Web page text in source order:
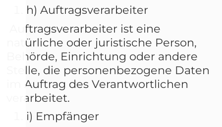
h) Auftragsverarbeiter
Auftragsverarbeiter ist eine
natürliche oder juristische Person,
Behörde, Einrichtung oder andere
Stelle, die personenbezogene Daten
im Auftrag des Verantwortlichen
verarbeitet.
i) Empfänger